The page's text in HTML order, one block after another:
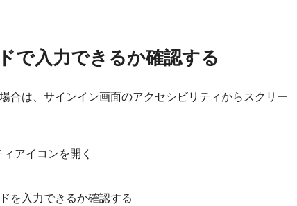
で入力できるか確認する
合は、サインイン画面のアクセシビリティからスクリー
アイコンを開く
を入力できるか確認する